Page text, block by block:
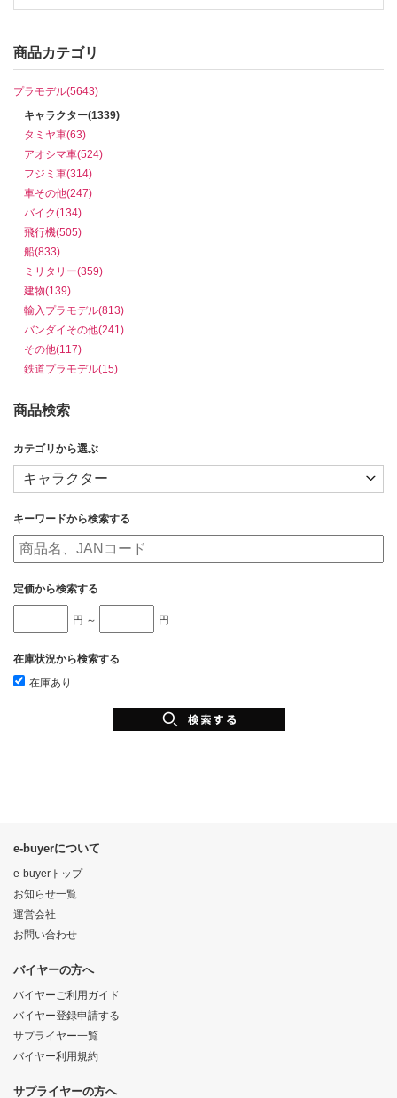
商品カテゴリ
プラモデル(5643)
キャラクター(1339)
タミヤ車(63)
アオシマ車(524)
フジミ車(314)
車その他(247)
バイク(134)
飛行機(505)
船(833)
ミリタリー(359)
建物(139)
輸入プラモデル(813)
バンダイその他(241)
その他(117)
鉄道プラモデル(15)
商品検索
カテゴリから選ぶ
キーワードから検索する
定価から検索する
円 ～ 円
在庫状況から検索する
在庫あり
e-buyerについて
e-buyerトップ
お知らせ一覧
運営会社
お問い合わせ
バイヤーの方へ
バイヤーご利用ガイド
バイヤー登録申請する
サプライヤー一覧
バイヤー利用規約
サプライヤーの方へ